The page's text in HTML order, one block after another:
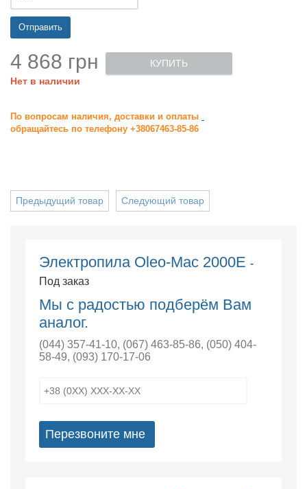
Отправить
4 868 грн
Нет в наличии
КУПИТЬ
По вопросам наличия, доставки и оплаты
обращайтесь по телефону +38067463-85-86
Следующий товар
Предыдущий товар
Электропила Oleo-Mac 2000Е -
Под заказ
Мы с радостью подберём Вам
аналог.
(044) 357-41-10, (067) 463-85-86, (050) 404-
58-49, (093) 170-17-06
Перезвоните мне